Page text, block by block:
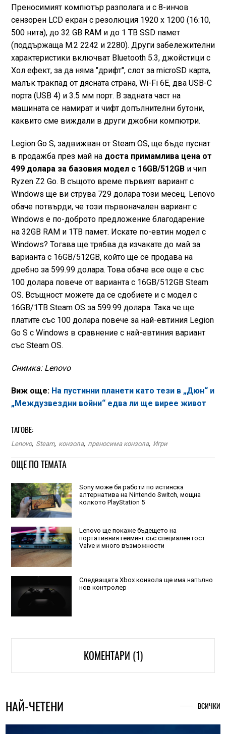
Преносимият компютър разполага и с 8-инчов
сензорен LCD екран с резолюция 1920 x 1200 (16:10,
500 нита), до 32 GB RAM и до 1 TB SSD памет
(поддържаща M.2 2242 и 2280). Други забележителни
характеристики включват Bluetooth 5.3, джойстици с
Хол ефект, за да няма "дрифт", слот за microSD карта,
малък тракпад от дясната страна, Wi-Fi 6E, два USB-C
порта (USB 4) и 3.5 мм порт. В задната част на
машината се намират и чифт допълнителни бутони,
каквито сме виждали в други джобни компютри.
Legion Go S, задвижван от Steam OS, ще бъде пуснат
в продажба през май на доста примамлива цена от
499 долара за базовия модел с 16GB/512GBи чип
Ryzen Z2 Go. В същото време първият вариант с
Windows ще ви струва 729 долара този месец. Lenovo
обаче потвърди, че този първоначален вариант с
Windows е по-доброто предложение благодарение
на 32GB RAM и 1TB памет. Искате по-евтин модел с
Windows? Тогава ще трябва да изчакате до май за
варианта с 16GB/512GB, който ще се продава на
дребно за 599.99 долара. Това обаче все още е със
100 долара повече от варианта с 16GB/512GB Steam
OS. Всъщност можете да се сдобиете и с модел с
16GB/1TB Steam OS за 599.99 долара. Така че ще
платите със 100 долара повече за най-евтиния Legion
Go S с Windows в сравнение с най-евтиния вариант
със Steam OS.
Снимка: Lenovo
Виж още: На пустинни планети като тези в „Дюн“ и
„Междузвездни войни“ едва ли ще вирее живот
ТАГОВЕ:
Lenovo, Steam, конзола, преносима конзола, Игри
ОЩЕ ПО ТЕМАТА
Sony може би работи по истинска
алтернатива на Nintendo Switch, мощна
колкото PlayStation 5
Lenovo ще покаже бъдещето на
портативния гейминг със специален гост
Valve и много възможности
Следващата Xbox конзола ще има напълно
нов контролер
КОМЕНТАРИ (1)
НАЙ-ЧЕТЕНИ ВСИЧКИ